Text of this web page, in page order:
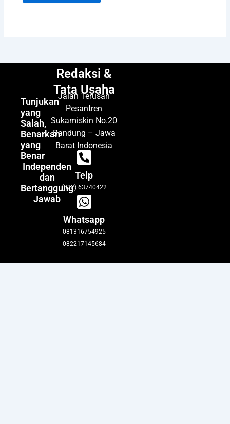
Tunjukan
yang
Salah,
Benarkan
yang
Benar
Independen
dan
Bertanggung
Jawab
Redaksi &
Tata Usaha
Jalan Terusan
Pesantren
Sukamiskin No.20
Bandung – Jawa
Barat Indonesia
Telp
(022) 63740422
Whatsapp
081316754925
082217145684